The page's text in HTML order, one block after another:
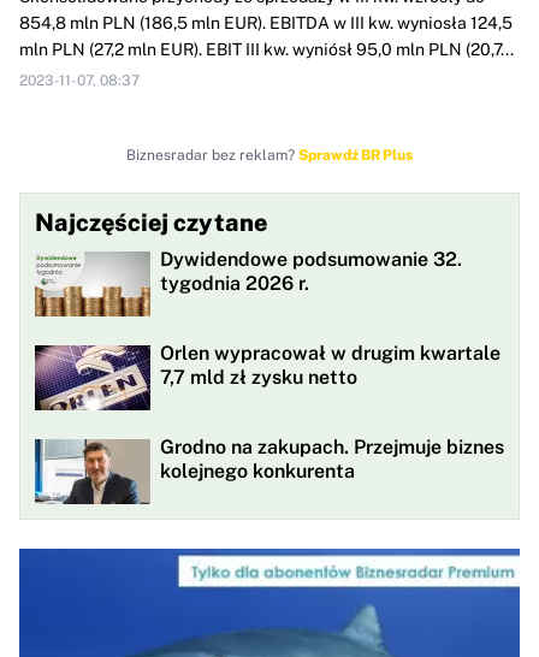
854,8 mln PLN (186,5 mln EUR). EBITDA w III kw. wyniosła 124,5
mln PLN (27,2 mln EUR). EBIT III kw. wyniósł 95,0 mln PLN (20,7...
2023-11-07, 08:37
Biznesradar bez reklam? Sprawdź BR Plus
Najczęściej czytane
Dywidendowe podsumowanie 32.
tygodnia 2026 r.
Orlen wypracował w drugim kwartale
7,7 mld zł zysku netto
Grodno na zakupach. Przejmuje biznes
kolejnego konkurenta